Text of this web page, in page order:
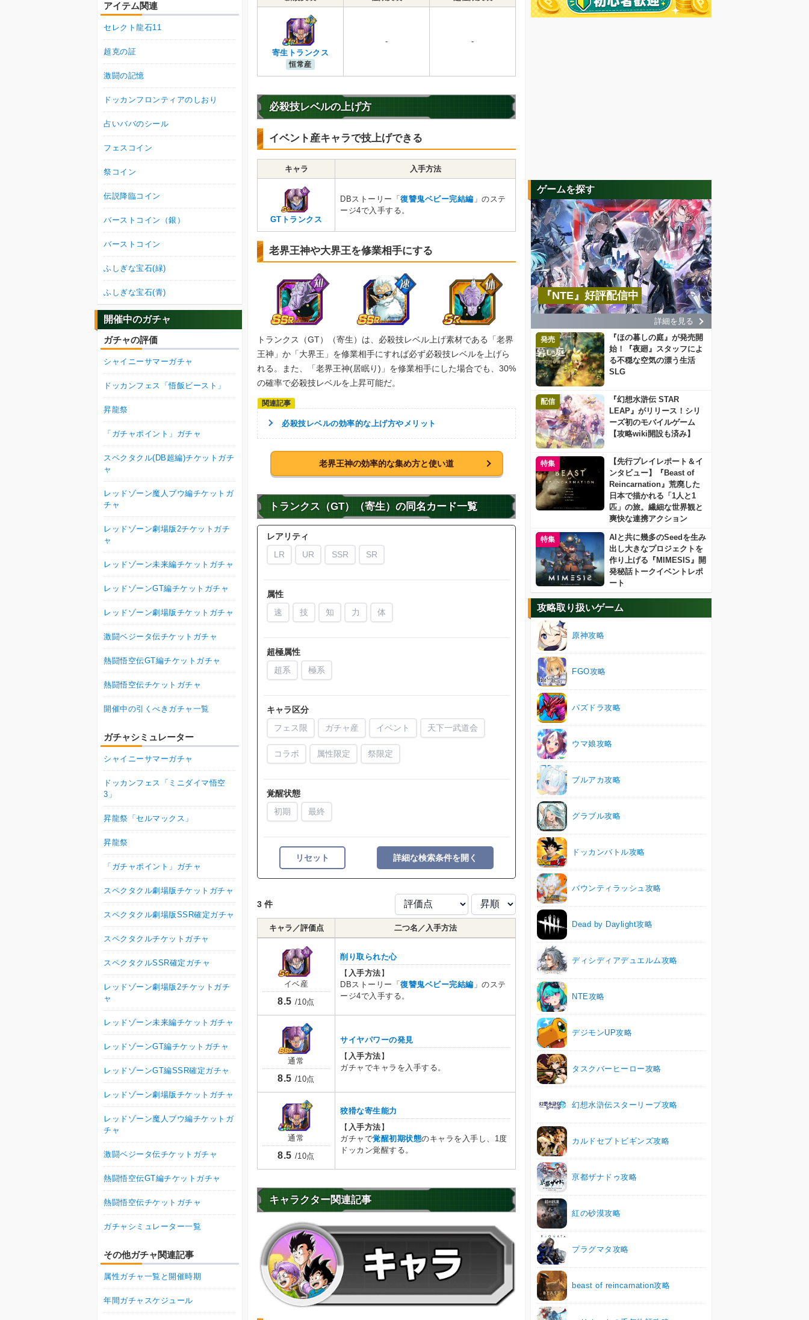
寄生トランクス
恒常産
- -
必殺技レベルの上げ方
イベント産キャラで技上げできる
キャラ 入手方法
GTトランクス
DBストーリー「復讐鬼ベビー完結編 」のステ
ージ4で入手する。
老界王神や大界王を修業相手にする
トランクス（GT）（寄生）は、必殺技レベル上げ素材である「老界
王神」か「大界王」を修業相手にすれば必ず必殺技レベルを上げら
れる。また、「老界王神(居眠り)」を修業相手にした場合でも、30%
の確率で必殺技レベルを上昇可能だ。
必殺技レベルの効率的な上げ方やメリット
老界王神の効率的な集め方と使い道
トランクス（GT）（寄生）の同名カード一覧
レアリティ
LR
UR SSR SR
属性
速
技 知 力 体
超極属性
超系
極系
キャラ区分
フェス限
ガチャ産 イベント 天下一武道会
コラボ 属性限定 祭限定
覚醒状態
初期
最終
リセット 詳細な検索条件を開く
3 件
キャラ／評価点 二つ名／入手方法
イベ産
8.5 /10点
削り取られた心
【 入手方法 】
DBストーリー「復讐鬼ベビー完結編 」のステ
ージ4で入手する。
通常
8.5 /10点
サイヤパワーの発見
【 入手方法 】
ガチャでキャラを入手する。
通常
8.5 /10点
狡猾な寄生能力
【 入手方法 】
ガチャで覚醒初期状態のキャラを入手し、1度
ドッカン覚醒する。
キャラクター関連記事
ゲームを探す
『NTE』好評配信中
詳細を見る
発売
『ほの暮しの庭』が発売開
始！『夜廻』スタッフによ
る不穏な空気の漂う生活
SLG
配信
『幻想水滸伝 STAR
LEAP』がリリース！シリ
ーズ初のモバイルゲーム
【攻略wiki開設も済み】
特集
【先行プレイレポート＆イ
ンタビュー】『Beast of
Reincarnation』荒廃した
日本で描かれる「1人と1
匹」の旅。繊細な世界観と
爽快な連携アクション
特集
AIと共に幾多のSeedを生み
出し大きなプロジェクトを
作り上げる『MIMESIS』開
発秘話トークイベントレポ
ート
攻略取り扱いゲーム
原神攻略
FGO攻略
パズドラ攻略
ウマ娘攻略
ブルアカ攻略
グラブル攻略
ドッカンバトル攻略
バウンティラッシュ攻略
Dead by Daylight攻略
ディシディアデュエルム攻略
NTE攻略
デジモンUP攻略
タスクバーヒーロー攻略
幻想水滸伝スターリープ攻略
カルドセプトビギンズ攻略
亰都ザナドゥ攻略
紅の砂漠攻略
プラグマタ攻略
beast of reincarnation攻略
アイテム関連
セレクト龍石11
超克の証
激闘の記憶
ドッカンフロンティアのしおり
占いババのシール
フェスコイン
祭コイン
伝説降臨コイン
バーストコイン（銀）
バーストコイン
ふしぎな宝石(緑)
ふしぎな宝石(青)
開催中のガチャ
ガチャの評価
シャイニーサマーガチャ
ドッカンフェス「悟飯ビースト」
昇龍祭
「ガチャポイント」ガチャ
スペクタクル(DB超編)チケットガチ
ャ
レッドゾーン魔人ブウ編チケットガ
チャ
レッドゾーン劇場版2チケットガチ
ャ
レッドゾーン未来編チケットガチャ
レッドゾーンGT編チケットガチャ
レッドゾーン劇場版チケットガチャ
激闘ベジータ伝チケットガチャ
熱闘悟空伝GT編チケットガチャ
熱闘悟空伝チケットガチャ
開催中の引くべきガチャ一覧
ガチャシミュレーター
シャイニーサマーガチャ
ドッカンフェス「ミニダイマ悟空
3」
昇龍祭「セルマックス」
昇龍祭
「ガチャポイント」ガチャ
スペクタクル劇場版チケットガチャ
スペクタクル劇場版SSR確定ガチャ
スペクタクルチケットガチャ
スペクタクルSSR確定ガチャ
レッドゾーン劇場版2チケットガチ
ャ
レッドゾーン未来編チケットガチャ
レッドゾーンGT編チケットガチャ
レッドゾーンGT編SSR確定ガチャ
レッドゾーン劇場版チケットガチャ
レッドゾーン魔人ブウ編チケットガ
チャ
激闘ベジータ伝チケットガチャ
熱闘悟空伝GT編チケットガチャ
熱闘悟空伝チケットガチャ
ガチャシミュレーター一覧
その他ガチャ関連記事
属性ガチャ一覧と開催時期
年間ガチャスケジュール